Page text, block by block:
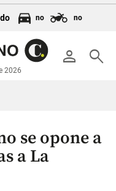
no no
person search
2026
se opone a
a La